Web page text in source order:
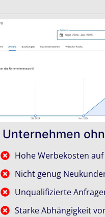
Unternehmen
Hohe Werbekosten
Nicht genug
Unqualifizierte
Starke Abhängigkeit